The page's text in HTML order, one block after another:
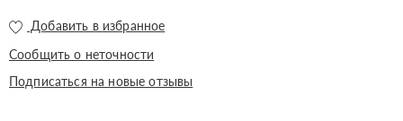
Добавить в избранное
Сообщить о неточности
Подписаться на новые отзывы